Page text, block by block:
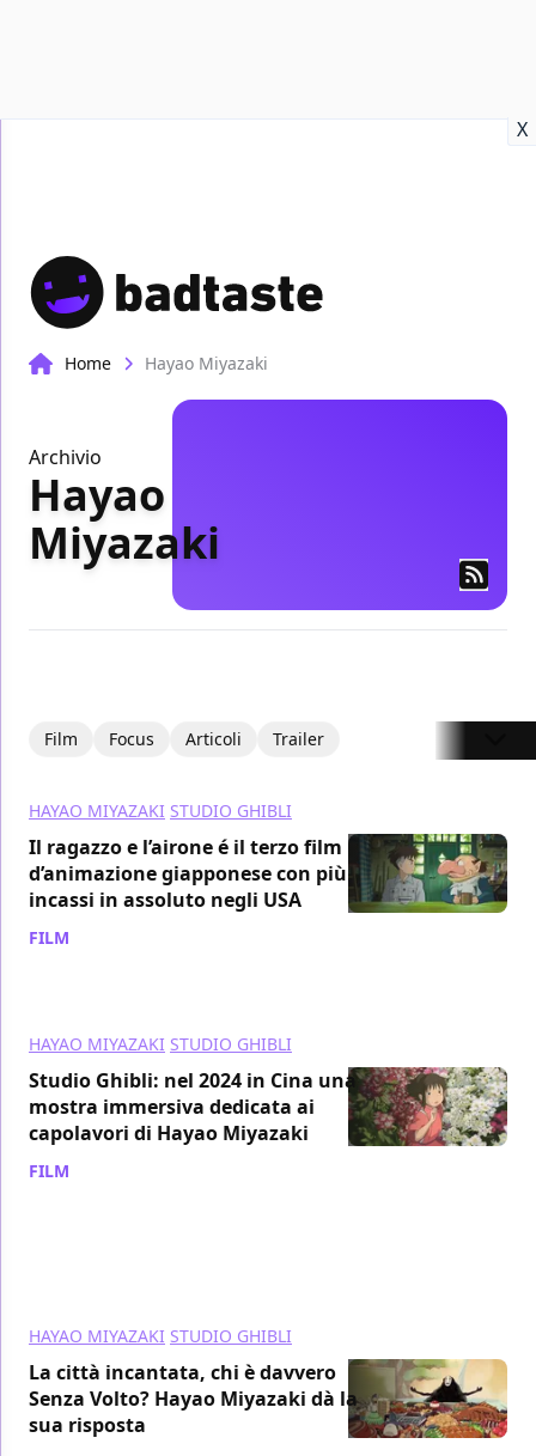
X
Home Hayao Miyazaki
Archivio
Hayao
Miyazaki
Film Focus Articoli Trailer
HAYAO MIYAZAKI STUDIO GHIBLI
Il ragazzo e l’airone é il terzo film
d’animazione giapponese con più
incassi in assoluto negli USA
FILM
HAYAO MIYAZAKI STUDIO GHIBLI
Studio Ghibli: nel 2024 in Cina una
mostra immersiva dedicata ai
capolavori di Hayao Miyazaki
FILM
HAYAO MIYAZAKI STUDIO GHIBLI
La città incantata, chi è davvero
Senza Volto? Hayao Miyazaki dà la
sua risposta